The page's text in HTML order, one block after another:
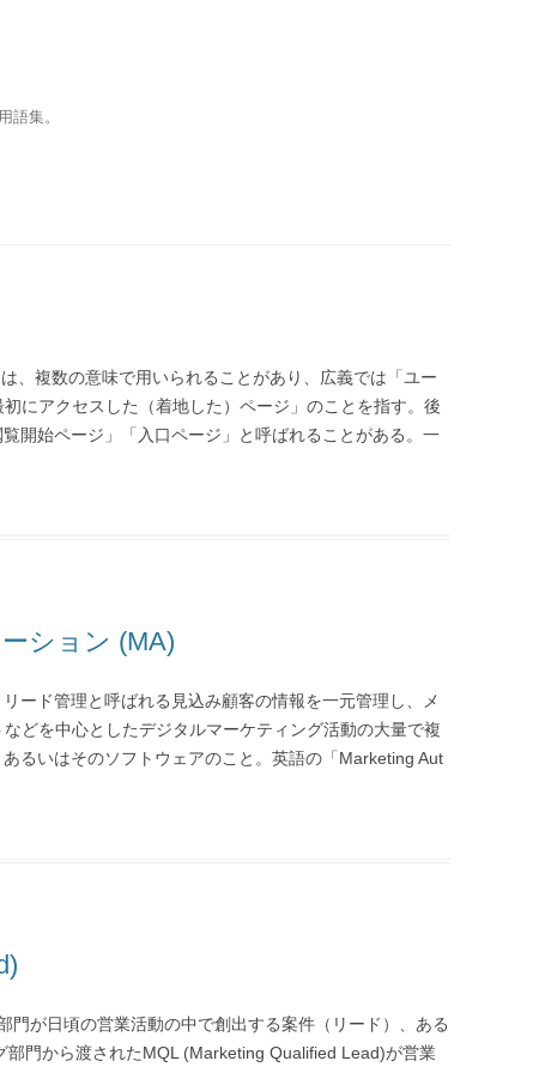
語集。
、複数の意味で用いられることがあり、広義では「ユー
にアクセスした（着地した）ページ」のことを指す。後
開始ページ」「入口ページ」と呼ばれることがある。一
ション (MA)
ード管理と呼ばれる見込み顧客の情報を一元管理し、メ
どを中心としたデジタルマーケティング活動の大量で複
るいはそのソフトウェアのこと。英語の「Marketing Aut
門が日頃の営業活動の中で創出する案件（リード）、ある
部門から渡されたMQL (Marketing Qualified Lead)が営業